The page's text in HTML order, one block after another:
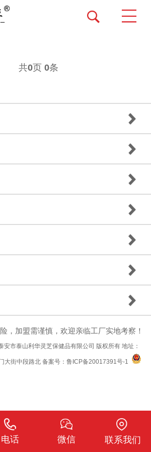
共0页 0条
，加盟需谨慎，欢迎亲临工厂实地考察！
市泰山利华灵芝保健品有限公司 版权所有 地址：
大街中段路北 备案号：鲁ICP备20017391号-1
电话 微信 联系我们